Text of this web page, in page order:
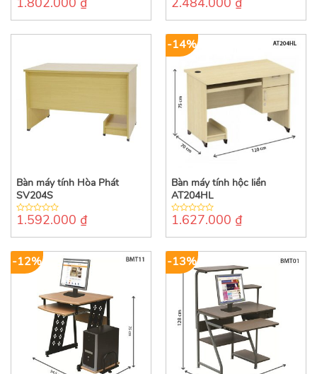
0
of
0
of
Bàn máy tính Hòa Phát
SV204S
0
of
1.592.000 ₫
-14%
Bàn máy tính hộc liền
AT204HL
0
of
1.627.000 ₫
-12% -13%